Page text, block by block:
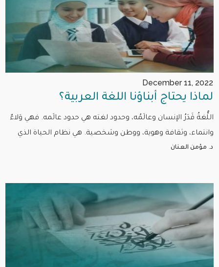
December 11, 2022
لماذا يحتاج أبناؤنا اللغة العربية؟
اللُّغةُ قَدَرُ الإنسان وعالَمُه، وحدود لغته هي حدود عالَمه. فهي وَلاءٌ
وانتماء، وثقافة وهوية، ووطن وشخصية. هي نظام الحياة الذي
د. مؤمن العنان